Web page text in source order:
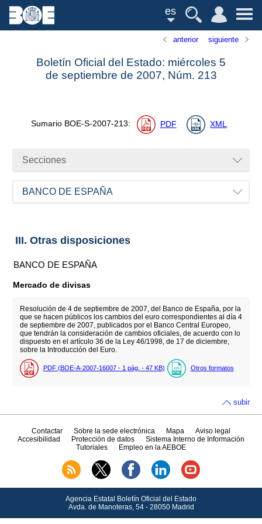
es
anterior siguiente
Boletín Oficial del Estado: miércoles 5
de septiembre de 2007, Núm. 213
Sumario BOE-S-2007-213: PDF XML
Secciones
BANCO DE ESPAÑA
III. Otras disposiciones
BANCO DE ESPAÑA
Mercado de divisas
Resolución de 4 de septiembre de 2007, del Banco de España, por la
que se hacen públicos los cambios del euro correspondientes al día 4
de septiembre de 2007, publicados por el Banco Central Europeo,
que tendrán la consideración de cambios oficiales, de acuerdo con lo
dispuesto en el artículo 36 de la Ley 46/1998, de 17 de diciembre,
sobre la Introducción del Euro.
PDF (BOE-A-2007-16007 - 1 pág. - 47 KB) Otros formatos
subir
Contactar Sobre la sede electrónica Mapa
Aviso legal
Accesibilidad
Protección de datos
Sistema Interno de Información
Tutoriales
Empleo en la AEBOE
Agencia Estatal Boletín Oficial del Estado
Avda. de Manoteras, 54 - 28050 Madrid